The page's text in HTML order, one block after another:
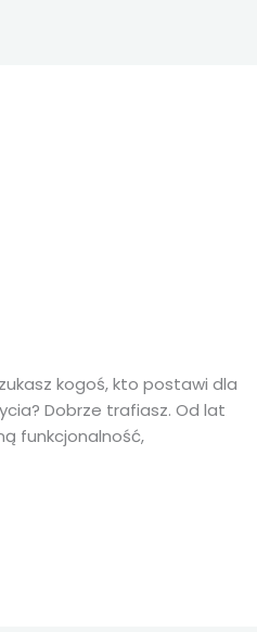
kogoś, kto postawi dla
Dobrze trafiasz. Od lat
funkcjonalność,